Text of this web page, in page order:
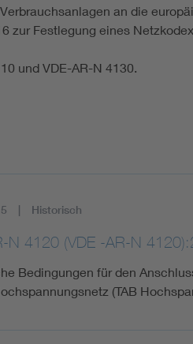
an die
zur Festlegung eines
und VDE-AR-N 4130.
Historisch
N 4120 (VDE -AR-N
Bedingungen für den
(TAB